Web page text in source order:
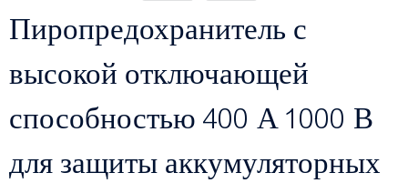
Пиропредохранитель с
высокой отключающей
способностью 400 А 1000 В
для защиты аккумуляторных